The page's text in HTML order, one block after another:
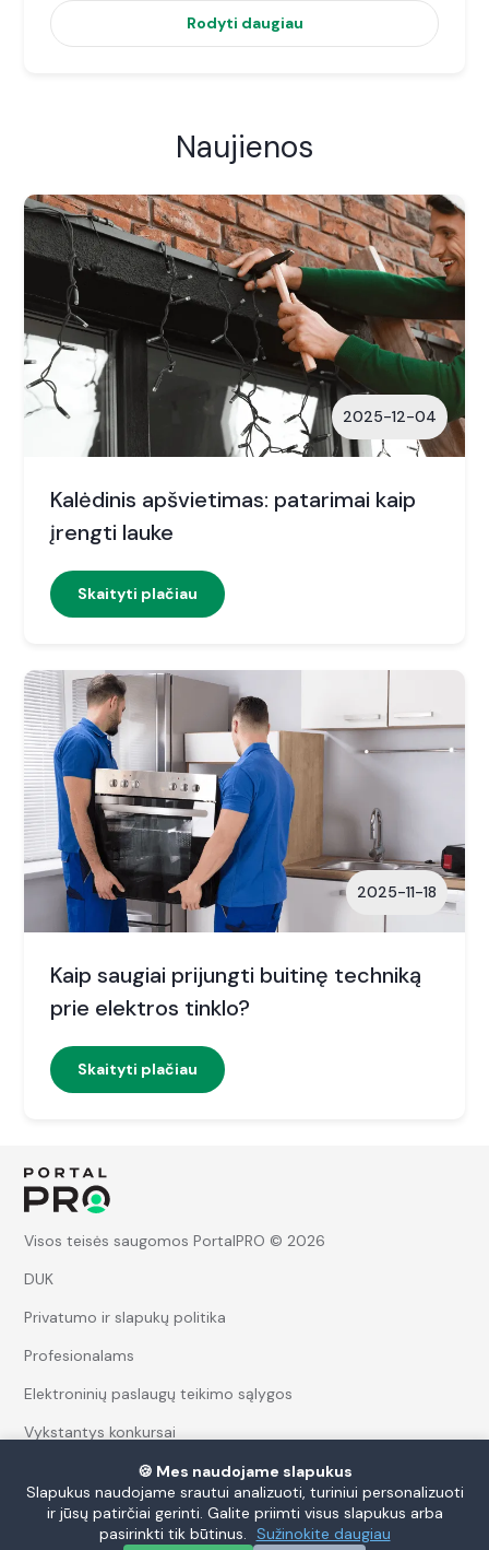
🍪 Mes naudojame slapukus
Slapukus naudojame srautui analizuoti, turiniui personalizuoti
ir jūsų patirčiai gerinti. Galite priimti visus slapukus arba
pasirinkti tik būtinus. Sužinokite daugiau
Rodyti daugiau
Naujienos
2025-12-04
Kalėdinis apšvietimas: patarimai kaip
įrengti lauke
Skaityti plačiau
2025-11-18
Kaip saugiai prijungti buitinę techniką
prie elektros tinklo?
Skaityti plačiau
DUK
Profesionalams
Vykstantys konkursai
Visos teisės saugomos PortalPRO © 2026
Privatumo ir slapukų politika
Elektroninių paslaugų teikimo sąlygos